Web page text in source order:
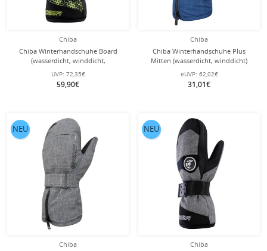
Chiba
Chiba Winterhandschuhe Board
(wasserdicht, winddicht,
atmungsaktiv) dunkelgrau/gelb - 1
Paar
UVP: 72,35€
59,90€
Chiba
Chiba Winterhandschuhe Plus
Mitten (wasserdicht, winddicht)
marineblau - 1 Paar
eUVP: 62,02€
31,01€
Chiba
NEU
Chiba
NEU